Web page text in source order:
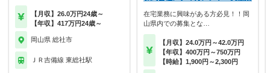
【月収】26.0万円24歳～
【年収】417万円24歳～
岡山県 総社市
ＪＲ吉備線 東総社駅
在宅業務に興味がある方必見！！岡
山県内での募集とな…
【月収】24.0万円～42.0万円
【年収】400万円～750万円
【時給】1,900円～2,300円